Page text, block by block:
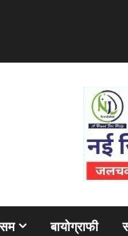
बायोग्राफी